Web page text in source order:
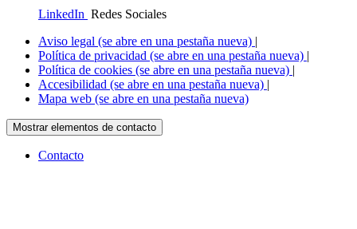
LinkedIn Redes Sociales
Aviso legal (se abre en una pestaña nueva) |
Política de privacidad (se abre en una pestaña nueva) |
Política de cookies (se abre en una pestaña nueva) |
Accesibilidad (se abre en una pestaña nueva) |
Mapa web (se abre en una pestaña nueva)
Mostrar elementos de contacto
Contacto